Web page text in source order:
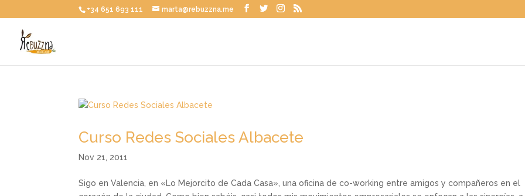
+34 651 693 111 marta@rebuzzna.me
Curso Redes Sociales Albacete
Nov 21, 2011
Sigo en Valencia, en «Lo Mejorcito de Cada Casa», una oficina de co-working entre amigos y compañeros en el